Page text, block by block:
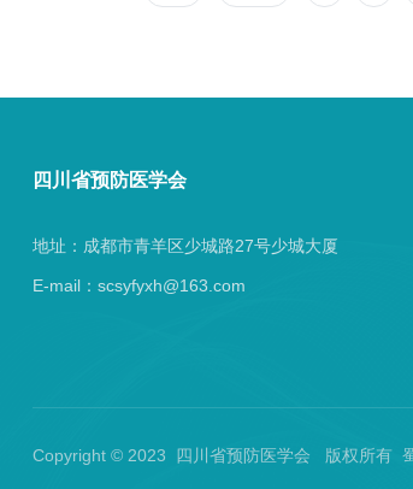
四川省预防医学会
地址：成都市青羊区少城路27号少城大厦
E-mail：scsyfyxh@163.com
Copyright © 2023 四川省预防医学会 版权所有